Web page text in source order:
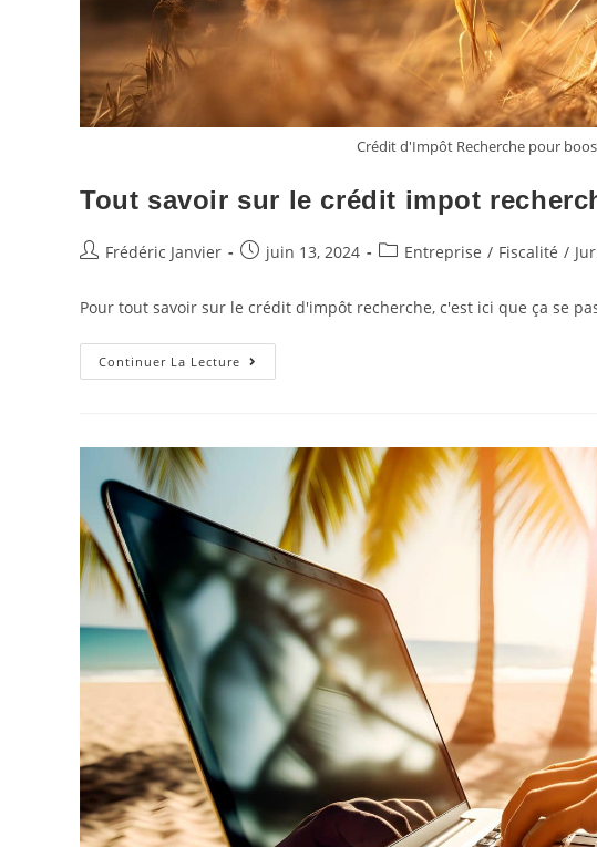
Crédit d'Impôt Recherche pour
Tout savoir sur le crédit impot
Frédéric Janvier juin 13, 2024 Entreprise / Fiscalité /
Pour tout savoir sur le crédit d'impôt recherche, c'est ici que ça se
Continuer La Lecture